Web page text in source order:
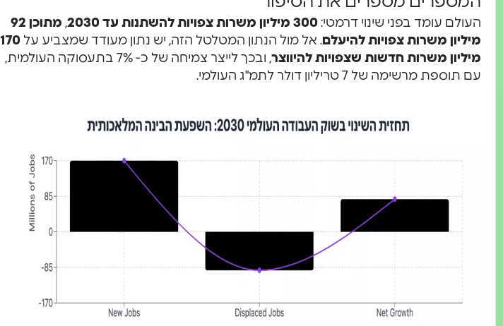
העולם עומד בפני שינוי דרמטי: 300 מיליון משרות צפויות להשתנות עד 2030 ,
מתוכן 92
מיליון משרות צפויות להיעלם. אל מול הנתון המטלטל הזה, יש נתון מעודד שמצביע על 170
מיליון משרות חדשות שצפויות להיווצר
, ובכך לייצר צמיחה של כ- 7% בתעסוקה העולמית,
עם תוספת מרשימה של 7 טריליון דולר לתמ"ג העולמי.